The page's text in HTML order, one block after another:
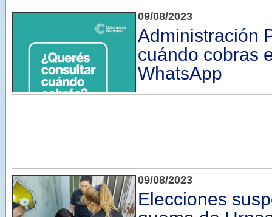
09/08/2023
Administración
cuándo cobras
WhatsApp
09/08/2023
Elecciones